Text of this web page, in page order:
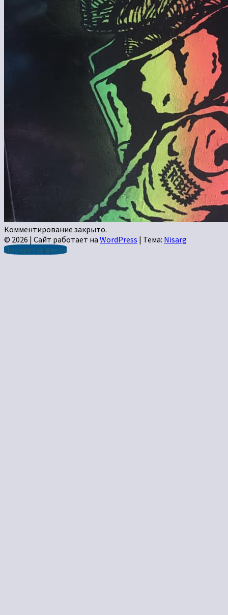
Комментирование закрыто.
© 2026 | Сайт работает на WordPress | Тема: Nisarg
Прокрутка вверх